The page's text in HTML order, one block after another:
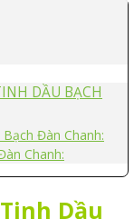
DẦU BẠCH
Đàn Chanh:
Chanh:
Dầu